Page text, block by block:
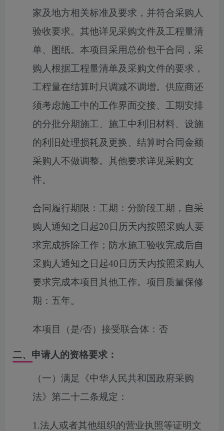
家及地方相关标准及要求，并符合采购人
验收要求。其他详见采购文件及工程量清
单、图纸。本项目采用总价包干合同，采
购人根据工程量清单及采购文件的要求，
工程量在结算时只调减不调增。供应商还
须考虑施工中的工作界面交接、工期安排
的分批分期施工、施工中利旧材料、设施
的利旧处理损耗及更换、结算时合同金额
采购人不做调整。其他要求详见采购文
件。
合同履行期限： 工期：分阶段工期，自采
购人通知之日起20日历天内按照采购人要
求完成拆除工作；防水施工验收完成后自
采购人通知之日起40日历天内按照采购人
要求完成本项目其他工作。项目质量保修
期：五年。
本项目（是/否）接受联合体： 否
二、申请人的资格要求：
（一）满足《中华人民共和国政府采购
法》第二十二条规定：
1.法人或者其他组织的营业执照等证明文